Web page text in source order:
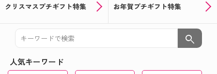
クリスマスプチギフト特集 お年賀プチギフト特集
search
人気キーワード